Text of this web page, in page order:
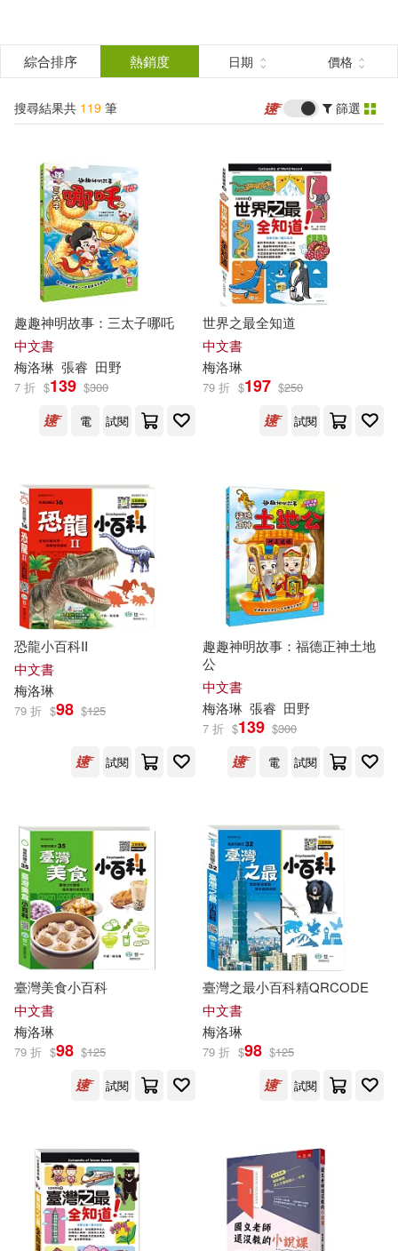
結
分類 (單選)
所有商品(119) 圖書(53)
電子書(66)
作者 (可複選)
梅洛琳(107) 劉銘泓(4)
黃正(4)
娜歐米(2)
燕熙(2) 宴綺(1)
施百俊 BJ(1)
蔡銀娟(1)
黑麒(1)
出版社 (可複選)
崧燁文化(35) 笭菁工作室(29)
幼福(22)
聯合線上(5) 采實文化(4)
福地出版(3)
化學工業出版社(1)
木馬文化(1) 繪虹企業(1)
醇文庫(1)
配送方式 (可複選)
可海外宅配(52)
可港澳店取(51)
可新加坡店取(51)
可菲律賓店取(51)
一個月內上市新品(3)
電子書 (可複選)
綜合排序 熱銷度 日期 價格
搜尋結果共 119 筆 篩選
趣趣神明故事：三太子哪吒
中文書
梅洛琳 張睿 田野
7 折 $139 $300
電
試閱
世界之最全知道
中文書
梅洛琳
79 折 $197 $250
試閱
恐龍小百科II
中文書
梅洛琳
79 折 $98 $125
試閱
趣趣神明故事：福德正神土地
公
中文書
梅洛琳 張睿 田野
7 折 $139 $300
電
試閱
臺灣美食小百科
中文書
梅洛琳
79 折 $98 $125
試閱
臺灣之最小百科精QRCODE
中文書
梅洛琳
79 折 $98 $125
試閱